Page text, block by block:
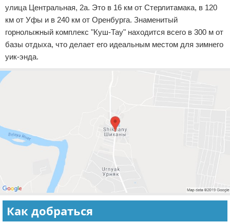
улица Центральная, 2а. Это в 16 км от Стерлитамака, в 120
км от Уфы и в 240 км от Оренбурга. Знаменитый
горнолыжный комплекс "Куш-Тау" находится всего в 300 м от
базы отдыха, что делает его идеальным местом для зимнего
уик-энда.
Как добраться